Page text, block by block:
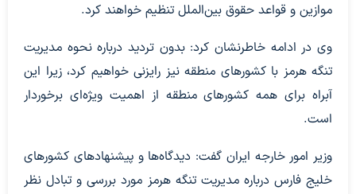
موازین و قواعد حقوق بین‌الملل تنظیم خواهند کرد.
وی در ادامه خاطرنشان کرد: بدون تردید درباره نحوه مدیریت
تنگه هرمز با کشورهای منطقه نیز رایزنی خواهیم کرد، زیرا این
آبراه برای همه کشورهای منطقه از اهمیت ویژه‌ای برخوردار
است.
وزیر امور خارجه ایران گفت: دیدگاه‌ها و پیشنهادهای کشورهای
خلیج فارس درباره مدیریت تنگه هرمز مورد بررسی و تبادل نظر